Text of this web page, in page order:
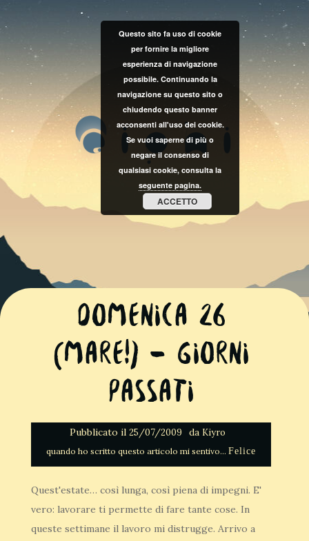
Domenica 26
(Mare!) – Giorni
passati
Pubblicato il 25/07/2009 da Kiyro
Felice
Quest'estate… così lunga, così piena di impegni. E'
vero: lavorare ti permette di fare tante cose. In
queste settimane il lavoro mi distrugge. Arrivo a
Questo sito fa uso di cookie
per fornire la migliore
esperienza di navigazione
possibile. Continuando la
navigazione su questo sito o
chiudendo questo banner
acconsenti all'uso dei cookie.
Se vuoi saperne di più o
negare il consenso di
qualsiasi cookie, consulta la
seguente pagina.
ACCETTO